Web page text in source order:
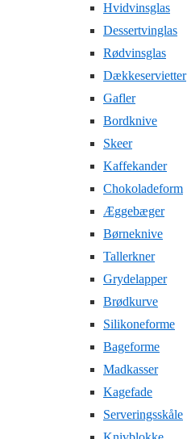
Hvidvinsglas
Dessertvinglas
Rødvinsglas
Dækkeservietter
Gafler
Bordknive
Skeer
Kaffekander
Chokoladeform
Æggebæger
Børneknive
Tallerkner
Grydelapper
Brødkurve
Silikoneforme
Bageforme
Madkasser
Kagefade
Serveringsskåle